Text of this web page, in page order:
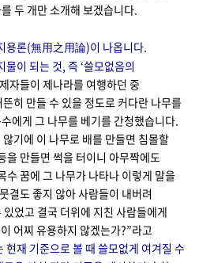
두 개만 소개해 보겠습니다.
용론(無用之用論)이 나옵니다.
이 되는 것, 즉 ‘쓸모없음의
자들이 제나라를 여행하던 중
히 만들 수 있을 정도로 커다란 나무를
에게 그 나무를 베기를 간청했습니다.
기에 이 나무로 배를 만들면 침몰할
을 만들면 썩을 터이니 아무짝에도
수 꿈에 그 나무가 나타나 이렇게 말을
결도 좋지 않아 사람들이 내버려
었고 결국 더위에 지친 사람들에게
어찌 유용하지 않겠는가?”라고
현재 기준으로 볼 때 쓸모없게 여겨질 수